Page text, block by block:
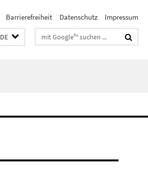
Barrierefreiheit Datenschutz Impressum
DE Suchbegriffe